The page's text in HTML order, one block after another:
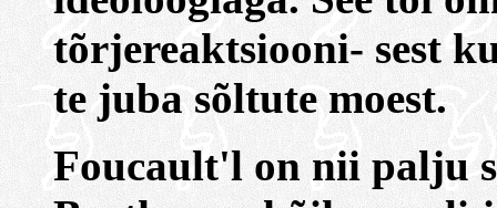
tõrjereaktsiooni- sest
te juba sõltute moest.
Foucault'l on nii palju